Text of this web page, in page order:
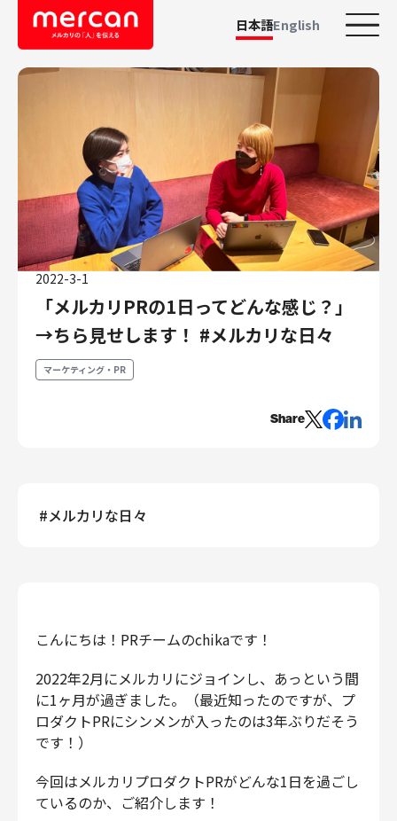
日本語English
会社・事業
鹿島アントラーズ
Ads
メルカリ
メルペイ
メルコイン
メルカリShops
メルカリR4Dラボ
AI/LLM
職種
プロダクト・ビジネス
営業
プロダクトマネジメント
データアナリティクス
プロダクトデザイン
クリエイティブ
コーポレート
財務・経理
2022-3-1
「メルカリPRの1日ってどんな感じ？」
→ちら見せします！ #メルカリな日々
マーケティング・PR
Share
#メルカリな日々
こんにちは！PRチームのchikaです！
2022年2月にメルカリにジョインし、あっという間
に1ヶ月が過ぎました。（最近知ったのですが、プ
ロダクトPRにシンメンが入ったのは3年ぶりだそう
です！）
今回はメルカリプロダクトPRがどんな1日を過ごし
ているのか、ご紹介します！